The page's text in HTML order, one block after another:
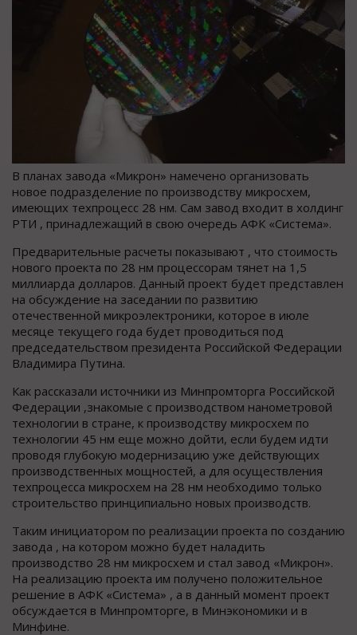
В планах завода «Микрон» намечено организовать
новое подразделение по производству микросхем,
имеющих техпроцесс 28 нм. Сам завод входит в холдинг
РТИ , принадлежащий в свою очередь АФК «Система».
Предварительные расчеты показывают , что стоимость
нового проекта по 28 нм процессорам тянет на 1,5
миллиарда долларов. Данный проект будет представлен
на обсуждение на заседании по развитию
отечественной микроэлектроники, которое в июле
месяце текущего года будет проводиться под
председательством президента Российской Федерации
Владимира Путина.
Как рассказали источники из Минпромторга Российской
Федерации ,знакомые с производством нанометровой
технологии в стране, к производству микросхем по
технологии 45 нм еще можно дойти, если будем идти
проводя глубокую модернизацию уже действующих
производственных мощностей, а для осуществления
техпроцесса микросхем на 28 нм необходимо только
строительство принципиально новых производств.
Таким инициатором по реализации проекта по созданию
завода , на котором можно будет наладить
производство 28 нм микросхем и стал завод «Микрон».
На реализацию проекта им получено положительное
решение в АФК «Система» , а в данный момент проект
обсуждается в Минпромторге, в Минэкономики и в
Минфине.